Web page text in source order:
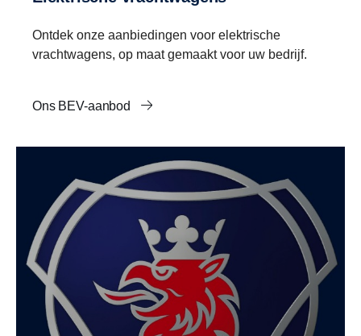
Ontdek onze aanbiedingen voor elektrische
vrachtwagens, op maat gemaakt voor uw bedrijf.
Ons BEV-aanbod